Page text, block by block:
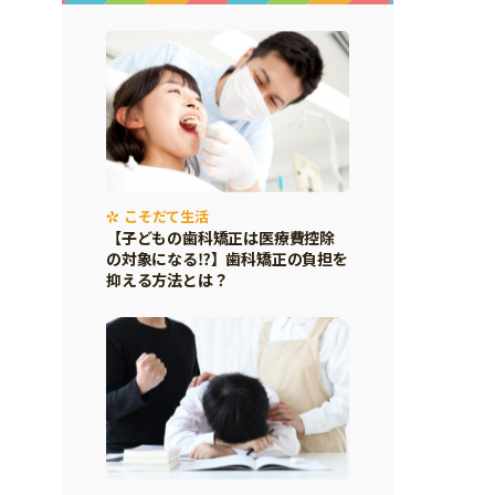
こそだて生活
【子どもの歯科矯正は医療費控除
の対象になる⁉】歯科矯正の負担を
抑える方法とは？